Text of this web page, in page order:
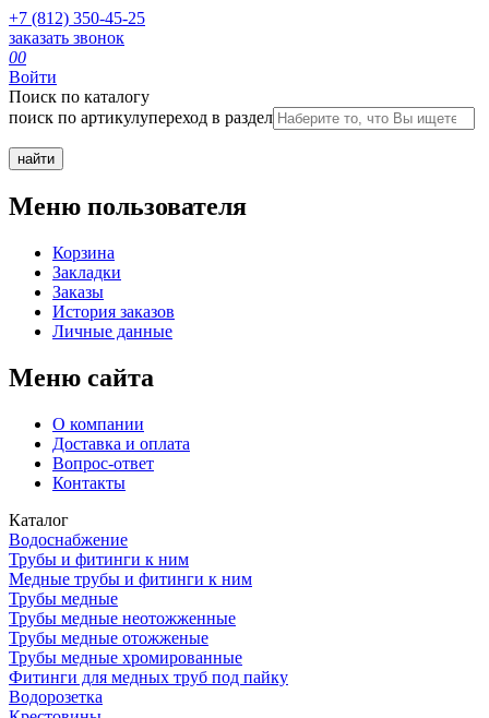
+7 (812) 350-45-25
заказать звонок
00
Войти
Поиск по каталогу
поиск по артикулупереход в раздел
Меню пользователя
Корзина
Закладки
Заказы
История заказов
Личные данные
Меню сайта
О компании
Доставка и оплата
Вопрос-ответ
Контакты
Каталог
Водоснабжение
Трубы и фитинги к ним
Медные трубы и фитинги к ним
Трубы медные
Трубы медные неотожженные
Трубы медные отожженые
Трубы медные хромированные
Фитинги для медных труб под пайку
Водорозетка